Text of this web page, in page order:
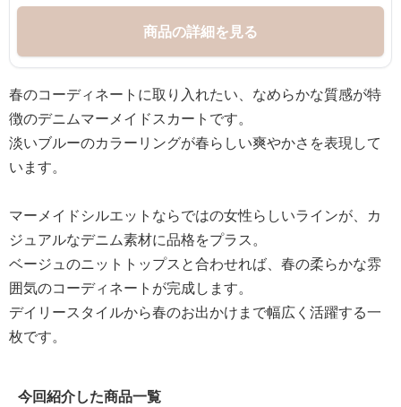
商品の詳細を見る
春のコーディネートに取り入れたい、なめらかな質感が特
徴のデニムマーメイドスカートです。
淡いブルーのカラーリングが春らしい爽やかさを表現して
います。
マーメイドシルエットならではの女性らしいラインが、カ
ジュアルなデニム素材に品格をプラス。
ベージュのニットトップスと合わせれば、春の柔らかな雰
囲気のコーディネートが完成します。
デイリースタイルから春のお出かけまで幅広く活躍する一
枚です。
今回紹介した商品一覧